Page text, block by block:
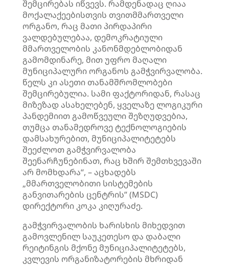
შემცირებას იწვევს. რამდენადაც ღიაა
მოქალაქეებისთვის თვითმმართველი
ორგანო, რაც მათი პირდაპირი
ვალდებულებაა, დემოკრატიული
მმართველობის კანონმდებლობიდან
გამომდინარე, მით უფრო მაღალი
მუნიციპალური ორგანოს გამჭვირვალობა.
წელს კი ასეთი თანამშრომლობები
შემცირებულია. სამი ფაქტორიდან, რასაც
მიზეზად ასახელებენ, ყველაზე ლოგიკური
პანდემიითგამოწვეული შეზღუდვებია,
თუმცა თანამედროვე ტექნოლოგიების
დამსახურებით, მუნიციპალიტეტებს
შეეძლოთ გამჭვირვალობა
შეენარჩუნებინათ, რაც ხშირ შემთხვევაში
არ მომხდარა“, – აცხადებს
„მმართველობითი სისტემების
განვითარების ცენტრის” (MSDC)
დირექტორი კოკა კიღურაძე.
გამჭვირვალობის ხარისხის მიხედვით
გამოვლენილ საუკეთესო და დაბალი
რეიტინგის მქონე მუნიციპალიტეტებს,
კვლევის ორგანიზატორების მხრიდან